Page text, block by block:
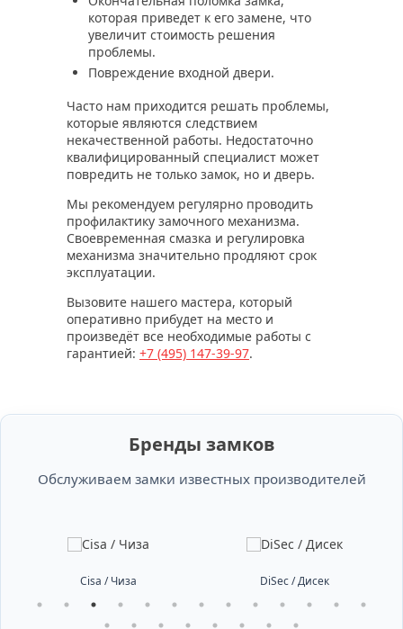
которая приведет к его замене, что
увеличит стоимость решения
проблемы.
Повреждение входной двери.
Часто нам приходится решать проблемы,
которые являются следствием
некачественной работы. Недостаточно
квалифицированный специалист может
повредить не только замок, но и дверь.
Мы рекомендуем регулярно проводить
профилактику замочного механизма.
Своевременная смазка и регулировка
механизма значительно продляют срок
эксплуатации.
Вызовите нашего мастера, который
оперативно прибудет на место и
произведёт все необходимые работы с
гарантией: +7 (495) 147-39-97.
Бренды замков
Обслуживаем замки известных производителей
Cisa / Чиза DiSec / Дисек